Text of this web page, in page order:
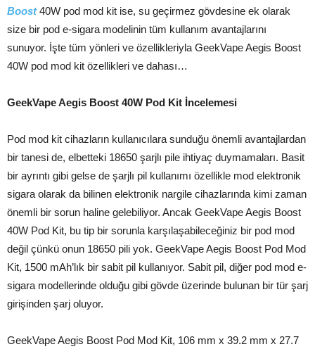
Boost40W pod mod kit ise, su geçirmez gövdesine ek olarak
size bir pod e-sigara modelinin tüm kullanım avantajlarını
sunuyor. İşte tüm yönleri ve özellikleriyla GeekVape Aegis Boost
40W pod mod kit özellikleri ve dahası…
GeekVape Aegis Boost 40W Pod Kit İncelemesi
Pod mod kit cihazların kullanıcılara sunduğu önemli avantajlardan
bir tanesi de, elbetteki 18650 şarjlı pile ihtiyaç duymamaları. Basit
bir ayrıntı gibi gelse de şarjlı pil kullanımı özellikle mod elektronik
sigara olarak da bilinen elektronik nargile cihazlarında kimi zaman
önemli bir sorun haline gelebiliyor. Ancak GeekVape Aegis Boost
40W Pod Kit, bu tip bir sorunla karşılaşabileceğiniz bir pod mod
değil çünkü onun 18650 pili yok. GeekVape Aegis Boost Pod Mod
Kit, 1500 mAh’lık bir sabit pil kullanıyor. Sabit pil, diğer pod mod e-
sigara modellerinde olduğu gibi gövde üzerinde bulunan bir tür şarj
girişinden şarj oluyor.
GeekVape Aegis Boost Pod Mod Kit, 106 mm x 39.2 mm x 27.7